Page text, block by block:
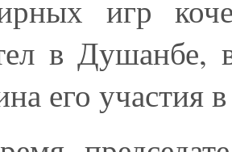
игр
в Душанбе,
его участия